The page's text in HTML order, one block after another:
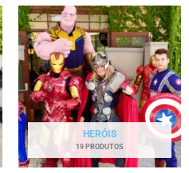
HERÓIS
19 PRODUTOS